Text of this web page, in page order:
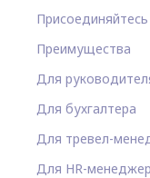
Преимущества
Для
Для бухгалтера
Для тревел-
Для HR-